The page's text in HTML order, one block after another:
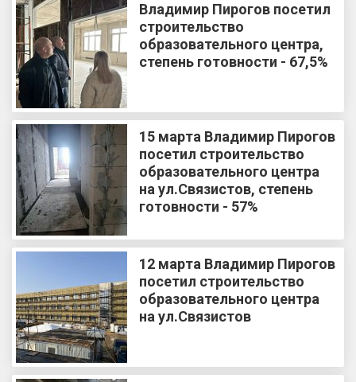
Владимир Пирогов посетил
строительство
образовательного центра,
степень готовности - 67,5%
15 марта Владимир Пирогов
посетил строительство
образовательного центра
на ул.Связистов, степень
готовности - 57%
12 марта Владимир Пирогов
посетил строительство
образовательного центра
на ул.Связистов